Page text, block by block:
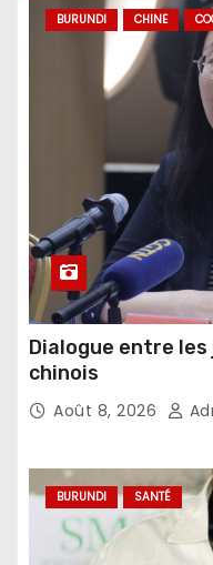
BURUNDI CHINE
Dialogue entre
chinois
Août 8, 2026
BURUNDI SANTÉ